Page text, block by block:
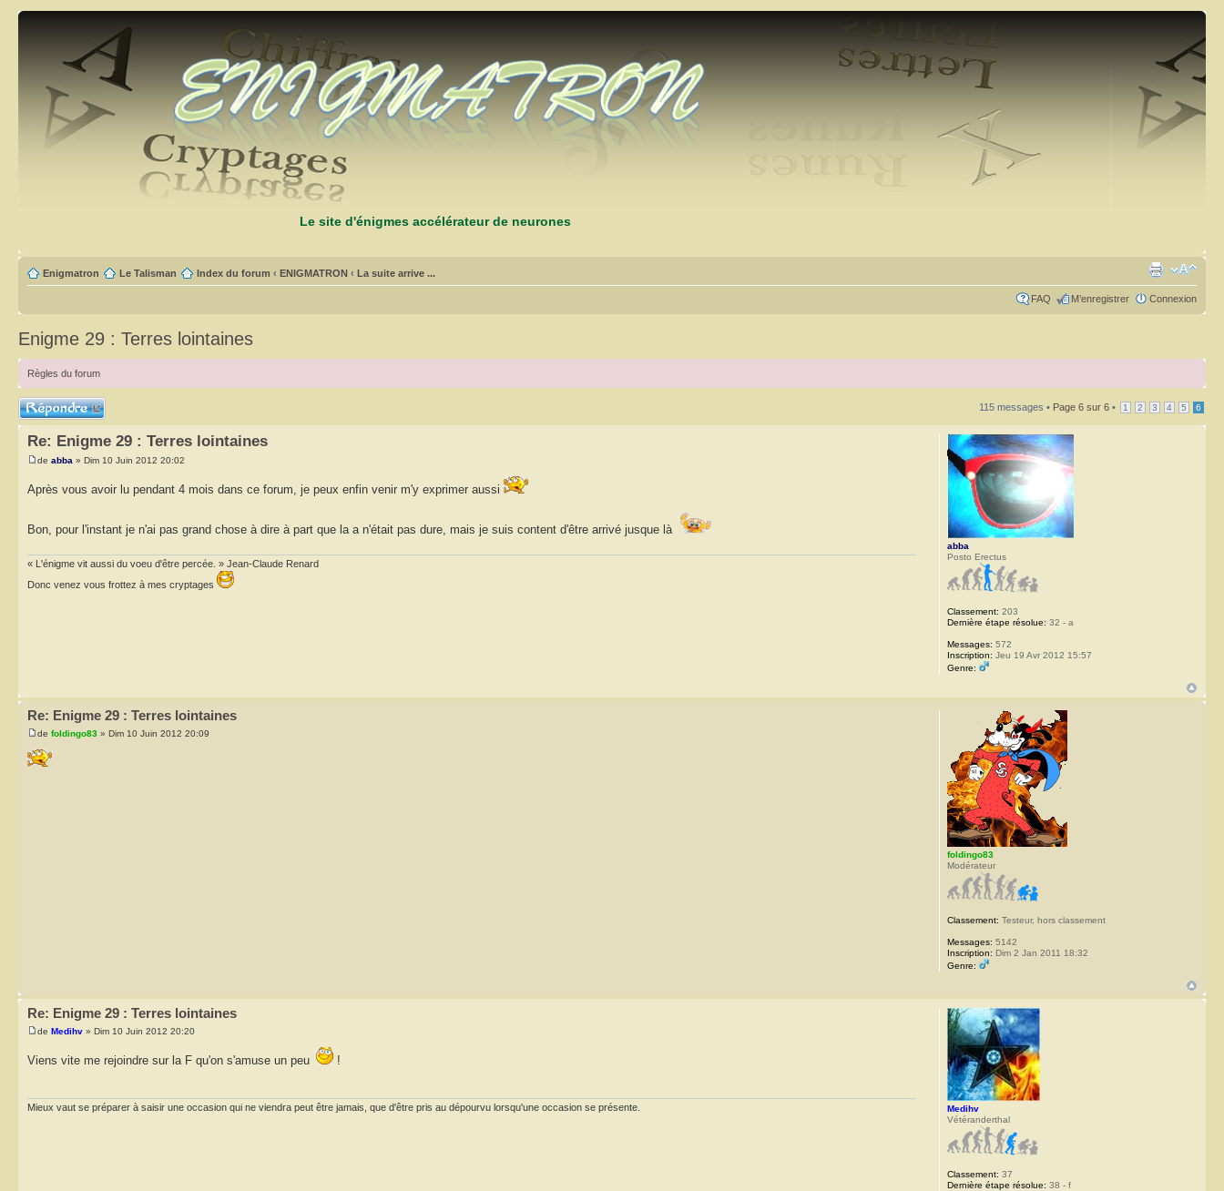
Le site d'énigmes accélérateur de neurones
Enigmatron Le Talisman Index du forum ‹ ENIGMATRON ‹ La suite arrive ...
FAQ M’enregistrer Connexion
Enigme 29 : Terres lointaines
Règles du forum
Répondre 115 messages • Page 6 sur 6 • 1 2 3 4 5 6
Re: Enigme 29 : Terres lointaines
de abba » Dim 10 Juin 2012 20:02
Après vous avoir lu pendant 4 mois dans ce forum, je peux enfin venir m'y exprimer aussi
Bon, pour l'instant je n'ai pas grand chose à dire à part que la a n'était pas dure, mais je suis content d'être arrivé jusque là
« L'énigme vit aussi du voeu d'être percée. » Jean-Claude Renard
Donc venez vous frottez à mes cryptages
abba
Posto Erectus
Classement: 203
Dernière étape résolue: 32 - a
Messages: 572
Inscription: Jeu 19 Avr 2012 15:57
Genre:
Re: Enigme 29 : Terres lointaines
de foldingo83 » Dim 10 Juin 2012 20:09
foldingo83
Modérateur
Classement: Testeur, hors classement
Messages: 5142
Inscription: Dim 2 Jan 2011 18:32
Genre:
Re: Enigme 29 : Terres lointaines
de Medihv » Dim 10 Juin 2012 20:20
Viens vite me rejoindre sur la F qu'on s'amuse un peu !
Mieux vaut se préparer à saisir une occasion qui ne viendra peut être jamais, que d'être pris au dépourvu lorsqu'une occasion se présente.
Medihv
Vétéranderthal
Classement: 37
Dernière étape résolue: 38 - f